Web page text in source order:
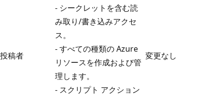
投稿者
- シークレットを含む読
み取り/書き込みアクセ
ス。
- すべての種類の Azure
リソースを作成および管
理します。
- スクリプト アクション
変更なし